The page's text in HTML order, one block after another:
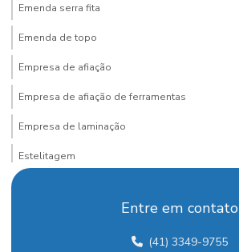
Emenda serra fita
Emenda de topo
Empresa de afiação
Empresa de afiação de ferramentas
Empresa de laminação
Estelitagem
Faca para desengrosso 400mm
Entre em contato
(41) 3349-9755